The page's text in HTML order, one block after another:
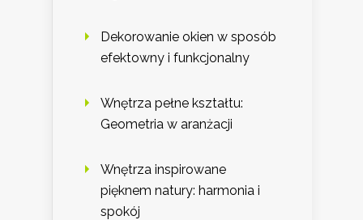
Dekorowanie okien w sposób
efektowny i funkcjonalny
Wnętrza pełne kształtu:
Geometria w aranżacji
Wnętrza inspirowane
pięknem natury: harmonia i
spokój